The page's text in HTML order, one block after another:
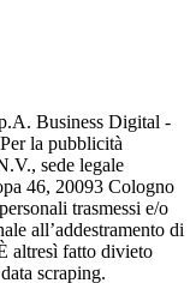
Business Digital -
la pubblicità
sede legale
46, 20093 Cologno
trasmessi e/o
all’addestramento di
altresì fatto divieto
scraping.